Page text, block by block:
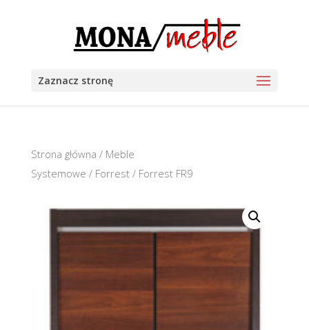
Zaznacz stronę
Strona główna / Meble
Systemowe / Forrest/ Forrest FR9